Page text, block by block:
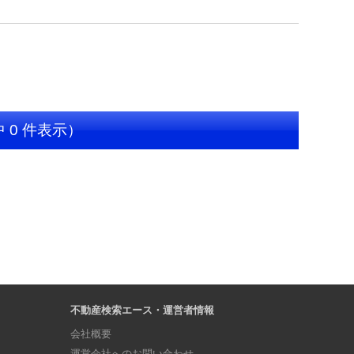
0 件表示）
不動産検索エース・運営者情報
会社概要